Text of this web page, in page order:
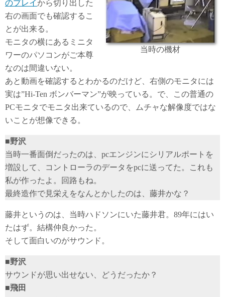
当時の機材
のプレイから切り出した
右の画面でも確認するこ
とが出来る。
モニタの横にあるミニタ
ワーのパソコンがご本尊
なのは間違いない。
あと動画を確認するとわかるのだけど、右側のモニタには
実は”Hi-Ten ボンバーマン”が映っている。で、この普通の
PCモニタでモニタ出来ているので、ムチャな解像度ではな
いことが想像できる。
■野沢
当時一番面倒だったのは、pcエンジンにシリアルポートを
増設して、コントローラのデータをpcに送ってた。これも
私が作ったよ。回路もね。
最終造作で見栄えをなんとかしたのは、藤井かな？
藤井というのは、当時ハドソンにいた藤井君。89年にはい
たはず。結構仲良かった。
そして面白いのがサウンド。
■野沢
サウンドが思い出せない、どうだったか？
■飛田